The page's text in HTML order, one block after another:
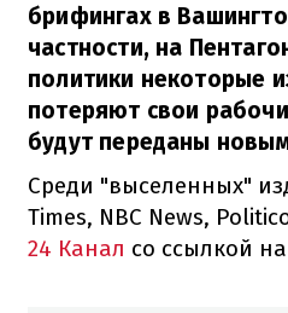
брифингах в
частности, на
политики некоторые
потеряют свои
будут переданы
Среди "выселенных"
Times, NBC News,
24 Канал со ссылкой на